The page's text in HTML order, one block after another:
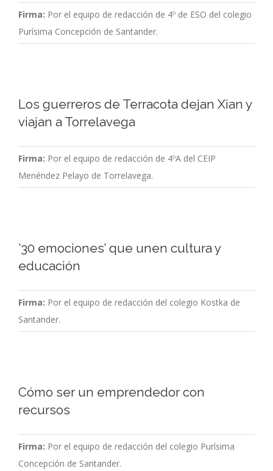
Firma: Por el equipo de redacción de 4º de ESO del colegio
Purísima Concepción de Santander.
Los guerreros de Terracota dejan Xian y
viajan a Torrelavega
Firma: Por el equipo de redacción de 4ºA del CEIP
Menéndez Pelayo de Torrelavega.
’30 emociones’ que unen cultura y
educación
Firma: Por el equipo de redacción del colegio Kostka de
Santander.
Cómo ser un emprendedor con
recursos
Firma: Por el equipo de redacción del colegio Purísima
Concepción de Santander.